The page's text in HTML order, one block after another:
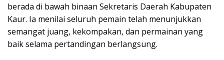
berada di bawah binaan Sekretaris Daerah Kabupaten
Kaur. Ia menilai seluruh pemain telah menunjukkan
semangat juang, kekompakan, dan permainan yang
baik selama pertandingan berlangsung.